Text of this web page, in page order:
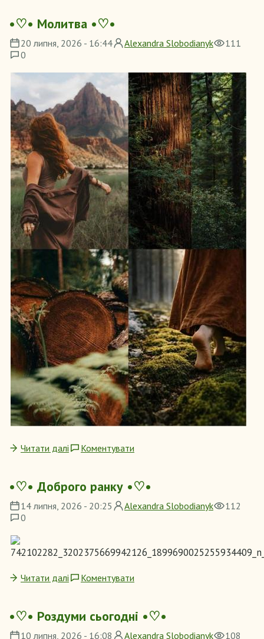
•♡• Молитва •♡•
20 липня, 2026 - 16:44 Alexandra Slobodianyk
111
0
Читати далі Коментувати
•♡• Доброго ранку •♡•
14 липня, 2026 - 20:25 Alexandra Slobodianyk
112
0
Читати далі Коментувати
•♡• Роздуми сьогодні •♡•
10 липня, 2026 - 16:08 Alexandra Slobodianyk 108